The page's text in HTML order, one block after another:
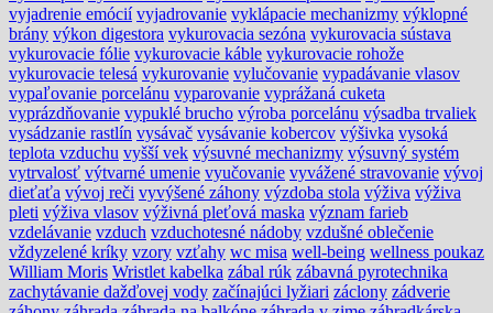
vyjadrenie emócií vyjadrovanie vyklápacie mechanizmy výklopné
brány výkon digestora vykurovacia sezóna vykurovacia sústava
vykurovacie fólie vykurovacie káble vykurovacie rohože
vykurovacie telesá vykurovanie vylučovanie vypadávanie vlasov
vypaľovanie porcelánu vyparovanie vyprážaná cuketa
vyprázdňovanie vypuklé brucho výroba porcelánu výsadba trvaliek
vysádzanie rastlín vysávač vysávanie kobercov výšivka vysoká
teplota vzduchu vyšší vek výsuvné mechanizmy výsuvný systém
vytrvalosť výtvarné umenie vyučovanie vyvážené stravovanie vývoj
dieťaťa vývoj reči vyvýšené záhony výzdoba stola výživa výživa
pleti výživa vlasov výživná pleťová maska význam farieb
vzdelávanie vzduch vzduchotesné nádoby vzdušné oblečenie
vždyzelené kríky vzory vzťahy wc misa well-being wellness poukaz
William Moris Wristlet kabelka zábal rúk zábavná pyrotechnika
zachytávanie dažďovej vody začínajúci lyžiari záclony zádverie